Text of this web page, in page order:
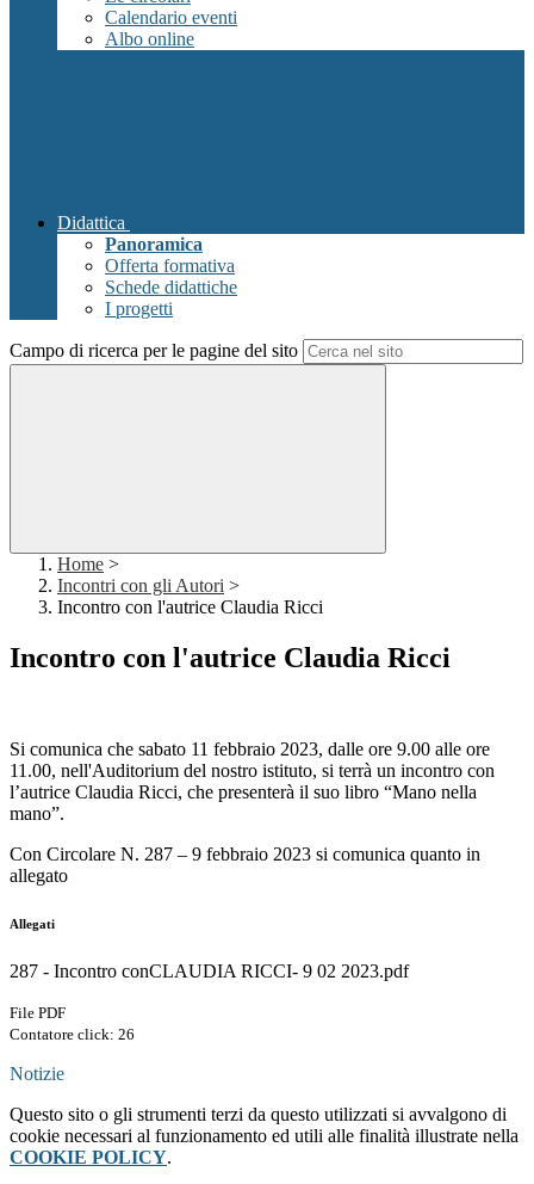
Calendario eventi
Albo online
Didattica
Panoramica
Offerta formativa
Schede didattiche
I progetti
Campo di ricerca per le pagine del sito
Home >
Incontri con gli Autori >
Incontro con l'autrice Claudia Ricci
Incontro con l'autrice Claudia Ricci
Si comunica che sabato 11 febbraio 2023, dalle ore 9.00 alle ore
11.00, nell'Auditorium del nostro istituto, si terrà un incontro con
l’autrice Claudia Ricci, che presenterà il suo libro “Mano nella
mano”.
Con Circolare N. 287 – 9 febbraio 2023 si comunica quanto in
allegato
Allegati
287 - Incontro conCLAUDIA RICCI- 9 02 2023.pdf
File PDF
Contatore click: 26
Notizie
Questo sito o gli strumenti terzi da questo utilizzati si avvalgono di
cookie necessari al funzionamento ed utili alle finalità illustrate nella
COOKIE POLICY.